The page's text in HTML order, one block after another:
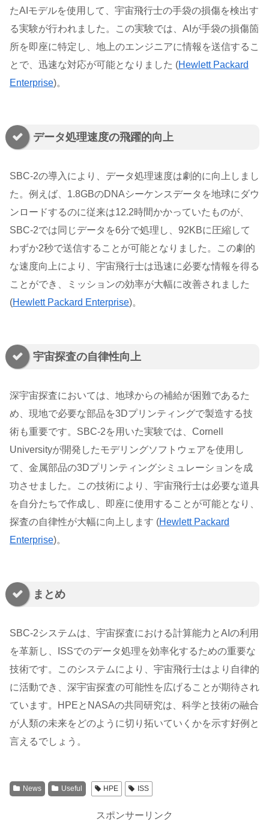
たAIモデルを使用して、宇宙飛行士の手袋の損傷を検出す
る実験が行われました。この実験では、AIが手袋の損傷箇
所を即座に特定し、地上のエンジニアに情報を送信するこ
とで、迅速な対応が可能となりました​ (Hewlett Packard
Enterprise)​。
データ処理速度の飛躍的向上
SBC-2の導入により、データ処理速度は劇的に向上しまし
た。例えば、1.8GBのDNAシーケンスデータを地球にダウ
ンロードするのに従来は12.2時間かかっていたものが、
SBC-2では同じデータを6分で処理し、92KBに圧縮して
わずか2秒で送信することが可能となりました。この劇的
な速度向上により、宇宙飛行士は迅速に必要な情報を得る
ことができ、ミッションの効率が大幅に改善されました​
(Hewlett Packard Enterprise)​。
宇宙探査の自律性向上
深宇宙探査においては、地球からの補給が困難であるた
め、現地で必要な部品を3Dプリンティングで製造する技
術も重要です。SBC-2を用いた実験では、Cornell
Universityが開発したモデリングソフトウェアを使用し
て、金属部品の3Dプリンティングシミュレーションを成
功させました。この技術により、宇宙飛行士は必要な道具
を自分たちで作成し、即座に使用することが可能となり、
探査の自律性が大幅に向上します​ (Hewlett Packard
Enterprise)​。
まとめ
SBC-2システムは、宇宙探査における計算能力とAIの利用
を革新し、ISSでのデータ処理を効率化するための重要な
技術です。このシステムにより、宇宙飛行士はより自律的
に活動でき、深宇宙探査の可能性を広げることが期待され
ています。HPEとNASAの共同研究は、科学と技術の融合
が人類の未来をどのように切り拓いていくかを示す好例と
言えるでしょう。
News Useful HPE ISS
スポンサーリンク